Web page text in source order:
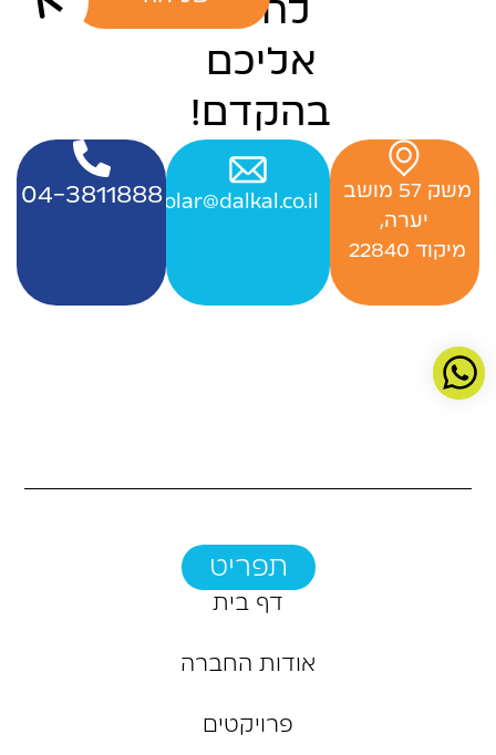
לחזור
אליכם
בהקדם!
‬משק‭ ‬57‭ ‬מושב‭ ‬
יערה,
‬מיקוד 22840 ‭
Officesolar@dalkal.co.il
04-3811888
תפריט
דף בית
אודות החברה
פרויקטים